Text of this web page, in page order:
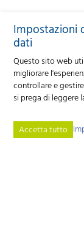
Impostazioni
dati
Questo sito web
migliorare
controllare e
si prega di leggere
Accetta tutto